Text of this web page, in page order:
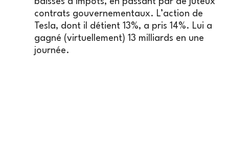
contrats gouvernementaux. L’action de
Tesla, dont il détient 13%, a pris 14%. Lui a
gagné (virtuellement) 13 milliards en une
journée.